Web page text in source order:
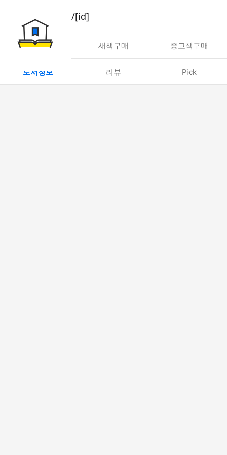
book/rent/[id]
대여 새책구매 중고책구매
도서정보 리뷰 Pick